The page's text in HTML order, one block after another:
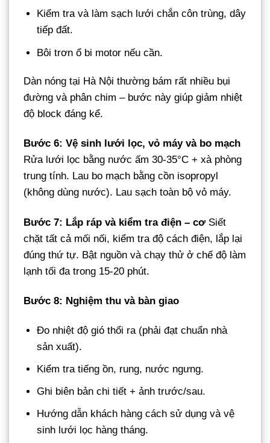
Kiểm tra và làm sạch lưới chắn côn trùng, dây
tiếp đất.
Bôi trơn ổ bi motor nếu cần.
Dàn nóng tại Hà Nội thường bám rất nhiều bụi
đường và phân chim – bước này giúp giảm nhiệt
độ block đáng kể.
Bước 6: Vệ sinh lưới lọc, vỏ máy và bo mạch
Rửa lưới lọc bằng nước ấm 30-35°C + xà phòng
trung tính. Lau bo mạch bằng cồn isopropyl
(không dùng nước). Lau sạch toàn bộ vỏ máy.
Bước 7: Lắp ráp và kiểm tra điện – cơSiết
chặt tất cả mối nối, kiểm tra độ cách điện, lắp lại
đúng thứ tự. Bật nguồn và chạy thử ở chế độ làm
lạnh tối đa trong 15-20 phút.
Bước 8: Nghiệm thu và bàn giao
Đo nhiệt độ gió thổi ra (phải đạt chuẩn nhà
sản xuất).
Kiểm tra tiếng ồn, rung, nước ngưng.
Ghi biên bản chi tiết + ảnh trước/sau.
Hướng dẫn khách hàng cách sử dụng và vệ
sinh lưới lọc hàng tháng.